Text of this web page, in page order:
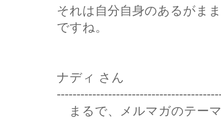
それは自分自身のあるがま
ですね。
ナディ さん
まるで、メルマガのテー